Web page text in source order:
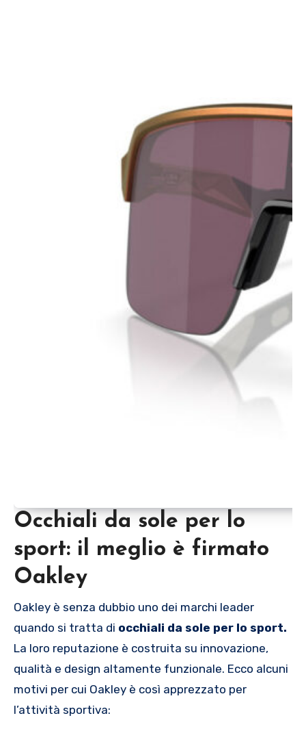
Occhiali da sole per lo
sport: il meglio è firmato
Oakley
Oakley è senza dubbio uno dei marchi leader
quando si tratta di occhiali da sole per lo sport.
La loro reputazione è costruita su innovazione,
qualità e design altamente funzionale. Ecco alcuni
motivi per cui Oakley è così apprezzato per
l’attività sportiva: